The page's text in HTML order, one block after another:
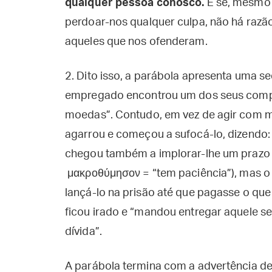
qualquer pessoa conosco. E se,
perdoar-nos qualquer culpa, não há
aqueles que nos ofenderam.
2. Dito isso, a parábola apresenta uma
empregado encontrou um dos seus
moedas”. Contudo, em vez de agir com
agarrou e começou a sufocá-lo, dizendo:
chegou também a implorar-lhe um
μακροθύμησον = “tem paciência”), mas
lançá-lo na prisão até que pagasse o
ficou irado e “mandou entregar aquele
dívida”.
A parábola termina com a advertência